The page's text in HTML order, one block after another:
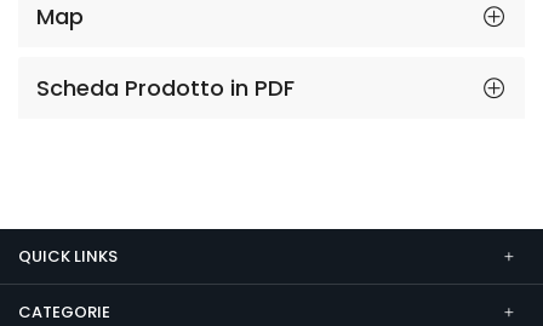
Map
Scheda Prodotto in PDF
QUICK LINKS
CATEGORIE